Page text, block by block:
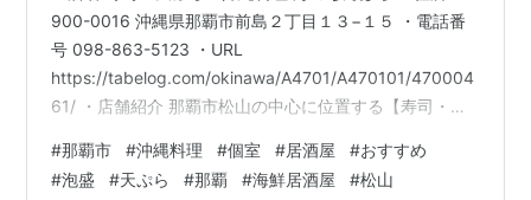
900-0016 沖縄県那覇市前島２丁目１３−１５ ・電話番
号 098-863-5123 ・URL
https://tabelog.com/okinawa/A4701/A470101/470004
61/ ・店舗紹介 那覇市松山の中心に位置する【寿司・天
空間でゆったりとお食事をお楽しみいただけます。 厳選
された新鮮な海鮮を使った海鮮居酒屋ならではの多彩な
#那覇市 #沖縄料理 #個室 #居酒屋 #おすすめ
#泡盛 #天ぷら #那覇 #海鮮居酒屋 #松山